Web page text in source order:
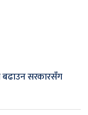
बढाउन सरकारसँग